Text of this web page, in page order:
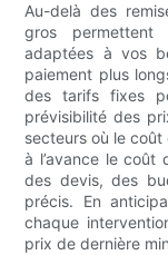
Au-delà des
gros permettent
adaptées à vos
paiement plus
des tarifs fixes
prévisibilité des
secteurs où le
à l’avance le coût
des devis, des
précis. En
chaque
prix de dernière